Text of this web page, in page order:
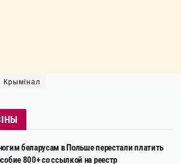
Крымінал
беларусам в Польше перестали платить
800+ со ссылкой на реестр